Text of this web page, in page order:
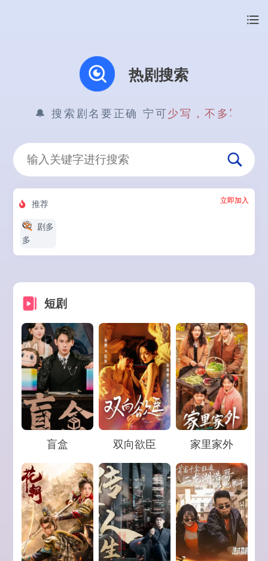
热剧搜索
🔔 搜索剧名要正确 宁可
推荐 立即加入
剧多
多
短剧
Loading...盲盒 Loading...
双向欲臣 Loading...
家里家外